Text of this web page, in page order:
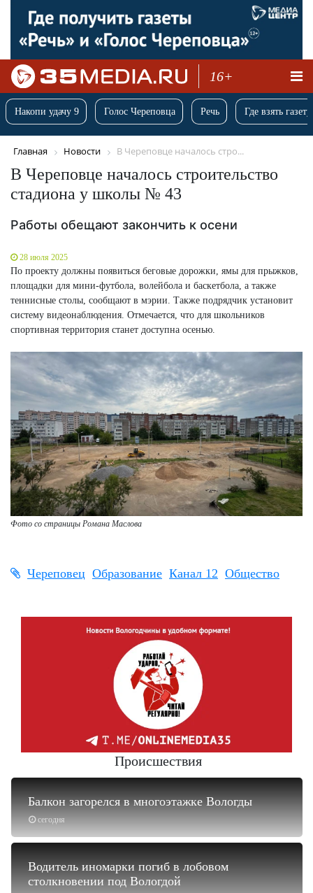
16+
Накопи удачу 9 Голос Череповца Речь Где взять
Главная Новости В Череповце началось стро...
В Череповце началось строительство
стадиона у школы № 43
Работы обещают закончить к осени
28 июля 2025
По проекту должны появиться беговые дорожки, ямы для прыжков,
площадки для мини-футбола, волейбола и баскетбола, а также
теннисные столы, сообщают в мэрии. Также подрядчик установит
систему видеонаблюдения. Отмечается, что для школьников
спортивная территория станет доступна осенью.
Фото со страницы Романа Маслова
Череповец Образование Канал 12 Общество
Происшествия
сегодня
Балкон загорелся в многоэтажке Вологды
Водитель иномарки погиб в лобовом
столкновении под Вологдой